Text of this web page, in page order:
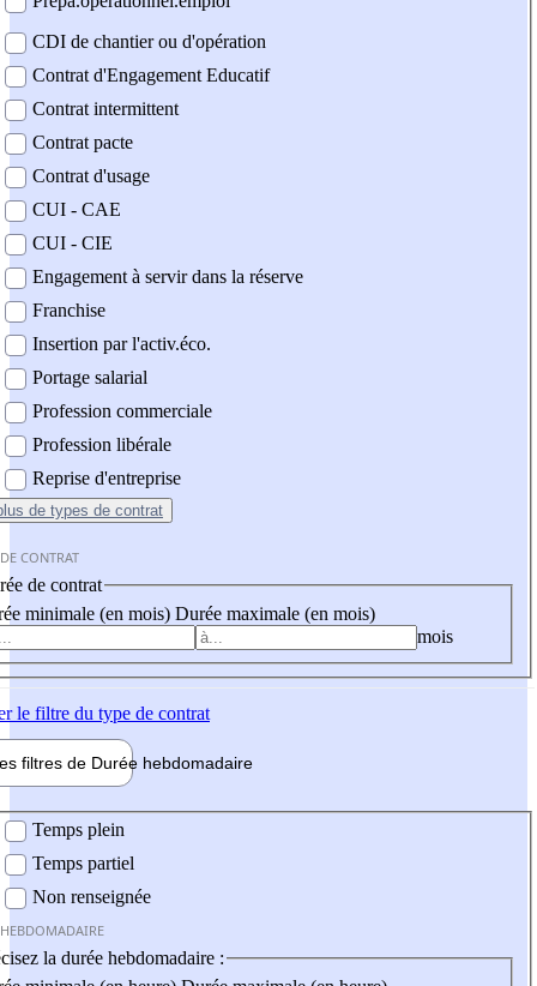
CDI de chantier ou d'opération
Contrat d'Engagement Educatif
Contrat intermittent
Contrat pacte
Contrat d'usage
CUI - CAE
CUI - CIE
Engagement à servir dans la réserve
Franchise
Insertion par l'activ.éco.
Portage salarial
Profession commerciale
Profession libérale
Reprise d'entreprise
de types de contrat
CONTRAT
de contrat
minimale (en mois) Durée maximale (en mois)
mois
le filtre du type de contrat
filtres de Durée hebdomadaire
Temps plein
Temps partiel
Non renseignée
la durée hebdomadaire :